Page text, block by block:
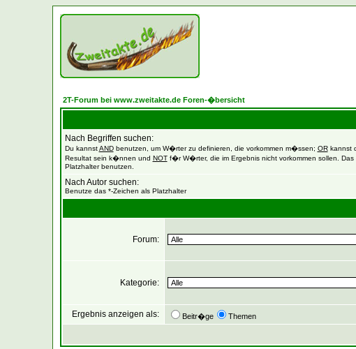
2T-Forum bei www.zweitakte.de Foren-�bersicht
Nach Begriffen suchen:
Du kannstANDbenutzen, um W�rter zu definieren, die vorkommen m�ssen; ORkannst
Resultat sein k�nnen und NOTf�r W�rter, die im Ergebnis nicht vorkommen sollen. Das
Platzhalter benutzen.
Nach Autor suchen:
Benutze das *-Zeichen als Platzhalter
Forum:
Kategorie:
Ergebnis anzeigen als: Beitr�ge Themen